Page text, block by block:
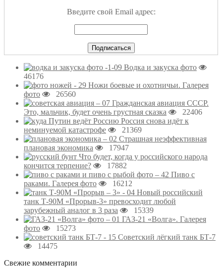
Введите свой Email адрес:
Водка и закуска фото
46176
Ножи боевые и охотничьи. Галерея
фото
26560
Гражданская авиация СССР.
Это, мальчик, будет очень грустная сказка
22406
Россия снова идёт к
неминуемой катастрофе
21369
Страшная неэффективная
плановая экономика
17947
Что будет, когда у российского народа
кончится терпение?
17882
Пиво с
раками. Галерея фото
16212
Новый российский
танк Т-90М «Прорыв-3» превосходит любой
зарубежный аналог в 3 раза
15339
ГАЗ-21 «Волга». Галерея
фото
15273
Советский лёгкий танк БТ-7
14475
Свежие комментарии